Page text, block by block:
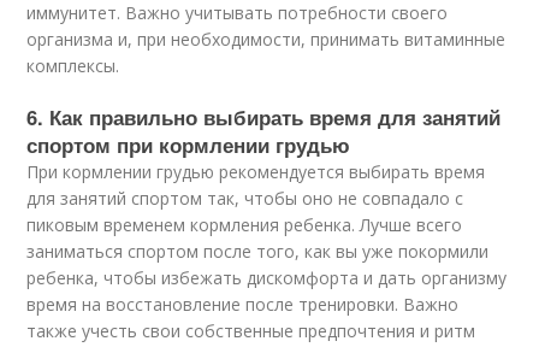
иммунитет. Важно учитывать потребности своего
организма и, при необходимости, принимать витаминные
комплексы.
6. Как правильно выбирать время для занятий
спортом при кормлении грудью
При кормлении грудью рекомендуется выбирать время
для занятий спортом так, чтобы оно не совпадало с
пиковым временем кормления ребенка. Лучше всего
заниматься спортом после того, как вы уже покормили
ребенка, чтобы избежать дискомфорта и дать организму
время на восстановление после тренировки. Важно
также учесть свои собственные предпочтения и ритм